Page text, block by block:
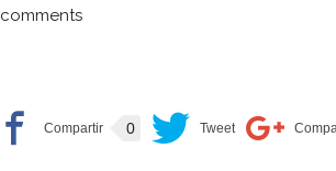
comments
0